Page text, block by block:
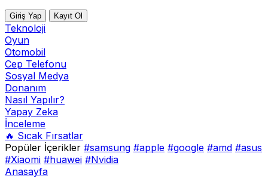
Giriş Yap Kayıt Ol
Teknoloji
Oyun
Otomobil
Cep Telefonu
Sosyal Medya
Donanım
Nasıl Yapılır?
Yapay Zeka
İnceleme
🔥 Sıcak Fırsatlar
Popüler İçerikler #samsung #apple #google #amd #asus
#Xiaomi #huawei #Nvidia
Anasayfa